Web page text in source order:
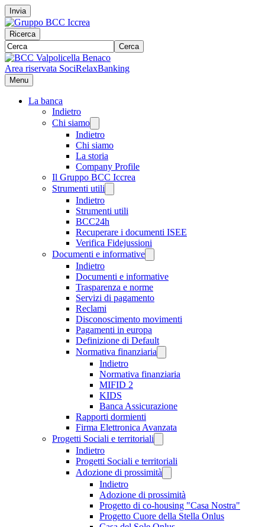
Invia
Ricerca
Cerca
Area riservata SociRelaxBanking
Menu
La banca
Indietro
Chi siamo
Indietro
Chi siamo
La storia
Company Profile
Il Gruppo BCC Iccrea
Strumenti utili
Indietro
Strumenti utili
BCC24h
Recuperare i documenti ISEE
Verifica Fidejussioni
Documenti e informative
Indietro
Documenti e informative
Trasparenza e norme
Servizi di pagamento
Reclami
Disconoscimento movimenti
Pagamenti in europa
Definizione di Default
Normativa finanziaria
Indietro
Normativa finanziaria
MIFID 2
KIDS
Banca Assicurazione
Rapporti dormienti
Firma Elettronica Avanzata
Progetti Sociali e territoriali
Indietro
Progetti Sociali e territoriali
Adozione di prossimità
Indietro
Adozione di prossimità
Progetto di co-housing "Casa Nostra"
Progetto Cuore della Stella Onlus